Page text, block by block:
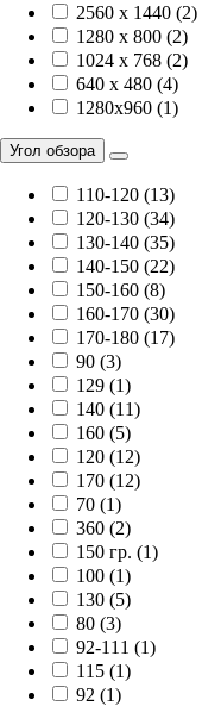
2560 x 1440 (2)
1280 x 800 (2)
1024 x 768 (2)
640 x 480 (4)
1280x960 (1)
Угол обзора
110-120 (13)
120-130 (34)
130-140 (35)
140-150 (22)
150-160 (8)
160-170 (30)
170-180 (17)
90 (3)
129 (1)
140 (11)
160 (5)
120 (12)
170 (12)
70 (1)
360 (2)
150 гр. (1)
100 (1)
130 (5)
80 (3)
92-111 (1)
115 (1)
92 (1)